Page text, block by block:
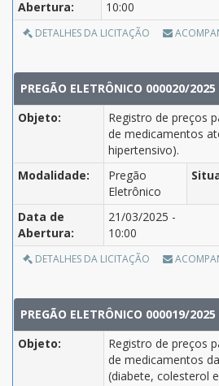
Abertura:
10:00
DETALHES DA LICITAÇÃO
PREGÃO ELETRÔNICO 000020/2025
Objeto:
Registro de preços
de medicamentos
hipertensivo).
Modalidade:
Pregão
Eletrônico
Data de
Abertura:
21/03/2025 -
10:00
DETALHES DA LICITAÇÃO
PREGÃO ELETRÔNICO 000019/2025
Objeto:
Registro de preços
de medicamentos
(diabete, colesterol